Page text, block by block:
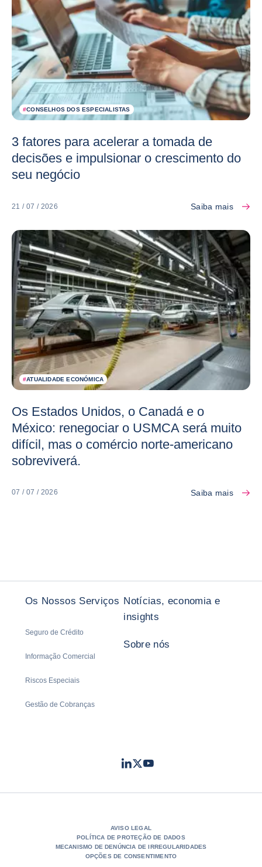
#CONSELHOS DOS ESPECIALISTAS
3 fatores para acelerar a tomada de
decisões e impulsionar o crescimento do
seu negócio
21 / 07 / 2026 Saiba mais
#ATUALIDADE ECONÓMICA
Os Estados Unidos, o Canadá e o
México: renegociar o USMCA será muito
difícil, mas o comércio norte-americano
sobreviverá.
07 / 07 / 2026 Saiba mais
Os Nossos Serviços
Seguro de Crédito
Informação Comercial
Riscos Especiais
Gestão de Cobranças
Notícias, economia e
insights
Sobre nós
LinkedIn
TwitterYoutube
AVISO LEGAL
POLÍTICA DE PROTEÇÃO DE DADOS
MECANISMO DE DENÚNCIA DE IRREGULARIDADES
OPÇÕES DE CONSENTIMENTO